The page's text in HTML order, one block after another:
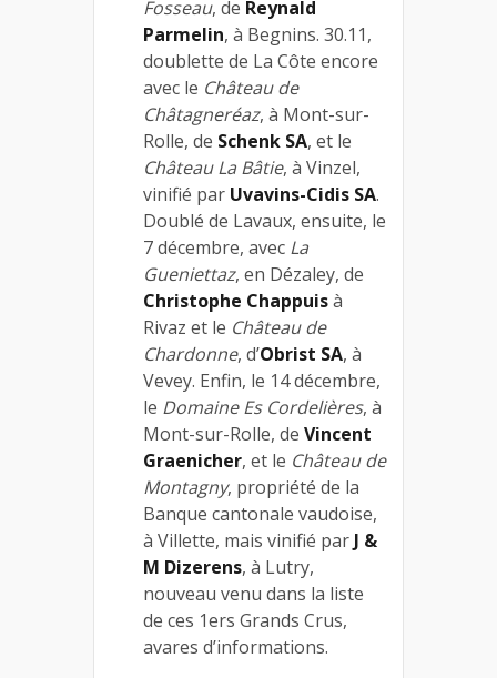
Fosseau, de Reynald
Parmelin, à Begnins. 30.11,
doublette de La Côte encore
avec le Château de
Châtagneréaz, à Mont-sur-
Rolle, de Schenk SA, et le
Château La Bâtie, à Vinzel,
vinifié par Uvavins-Cidis SA.
Doublé de Lavaux, ensuite, le
7 décembre, avec La
Gueniettaz, en Dézaley, de
Christophe Chappuisà
Rivaz et le Château de
Chardonne, d’Obrist SA, à
Vevey. Enfin, le 14 décembre,
le Domaine Es Cordelières, à
Mont-sur-Rolle, de Vincent
Graenicher, et le Château de
Montagny, propriété de la
Banque cantonale vaudoise,
à Villette, mais vinifié par J &
M Dizerens, à Lutry,
nouveau venu dans la liste
de ces 1ers Grands Crus,
avares d’informations.